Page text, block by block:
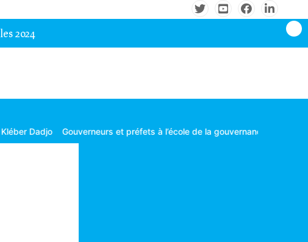
2024
et préfets à l’école de la gouvernance territoriale Les